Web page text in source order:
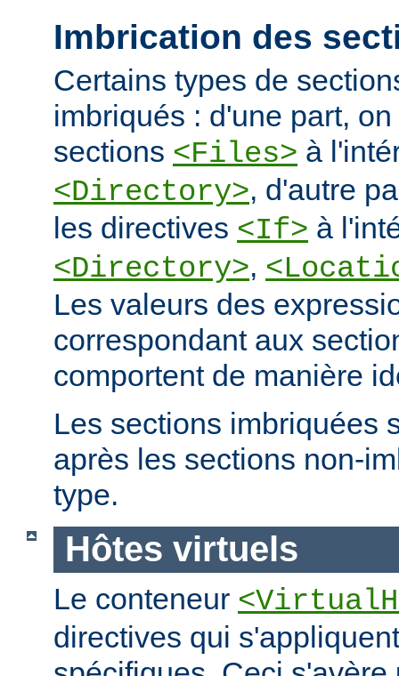
Imbrication des
Certains types de
imbriqués : d'une part,
sections <Files> à
<Directory>, d'autre
les directives <If> à
<Directory>,
Les valeurs des
correspondant aux
comportent de manière
Les sections imbriquées
après les sections non-
type.
Hôtes virtuels
Le conteneur
directives qui